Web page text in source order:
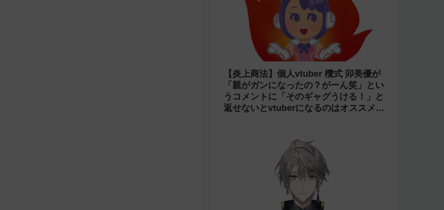
【炎上商法】個人vtuber 欖式 卯美優が
「親がガンになったの？がーん笑」とい
うコメントに「そのギャグうける！」と
返せないとvtuberになるのはオススメし